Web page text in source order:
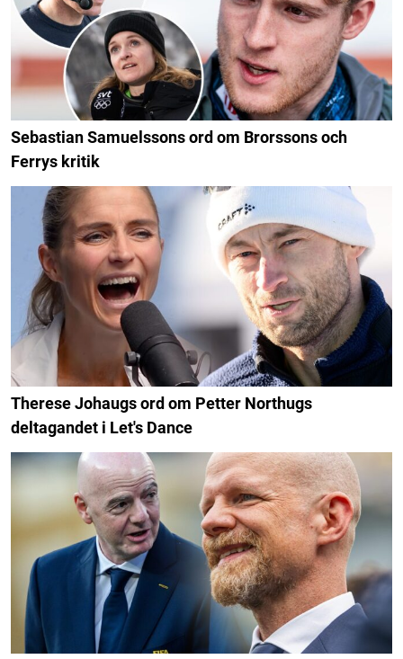
Sebastian Samuelssons ord om Brorssons och
Ferrys kritik
Therese Johaugs ord om Petter Northugs
deltagandet i Let's Dance